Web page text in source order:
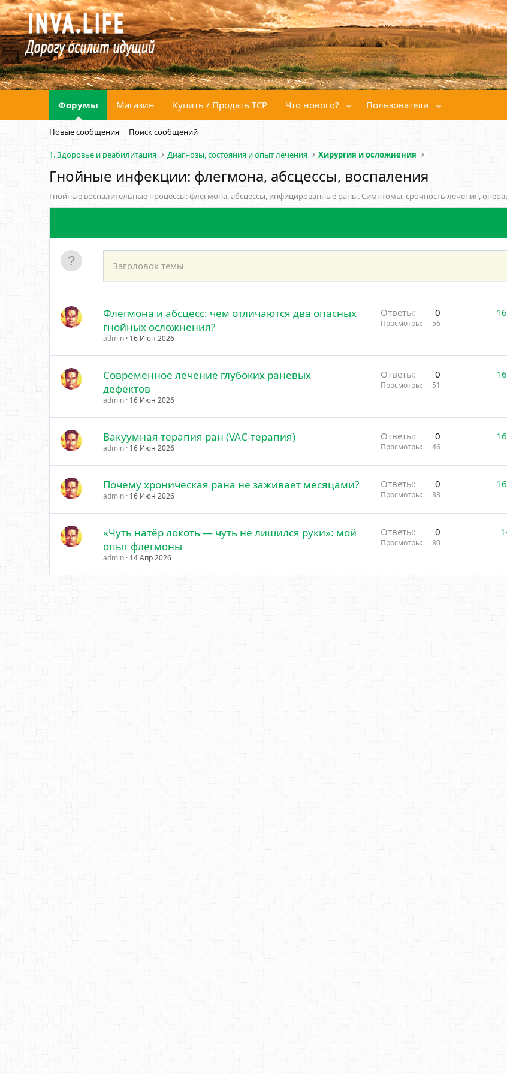
Форумы Магазин Купить / Продать ТСР Что нового? Пользователи
Новые сообщения Поиск сообщений
1. Здоровье и реабилитация Диагнозы, состояния и опыт лечения Хирургия и осложнения
Гнойные инфекции: флегмона, абсцессы, воспаления
Гнойные воспалительные процессы: флегмона, абсцессы, инфицированные раны. Симптомы, срочность лечения,
Флегмона и абсцесс: чем отличаются два опасных
гнойных осложнения?
admin 16 Июн 2026
Ответы 0
Просмотры 56
Современное лечение глубоких раневых
дефектов
admin 16 Июн 2026
Ответы 0
Просмотры 51
Вакуумная терапия ран (VAC-терапия)
admin 16 Июн 2026
Ответы 0
Просмотры 46
Почему хроническая рана не заживает месяцами?
admin 16 Июн 2026
Ответы 0
Просмотры 38
«Чуть натёр локоть — чуть не лишился руки»: мой
опыт флегмоны
admin 14 Апр 2026
Ответы 0
Просмотры 80